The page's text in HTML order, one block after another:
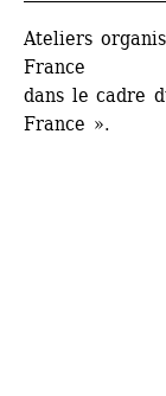
Ateliers
France
dans le cadre
France ».